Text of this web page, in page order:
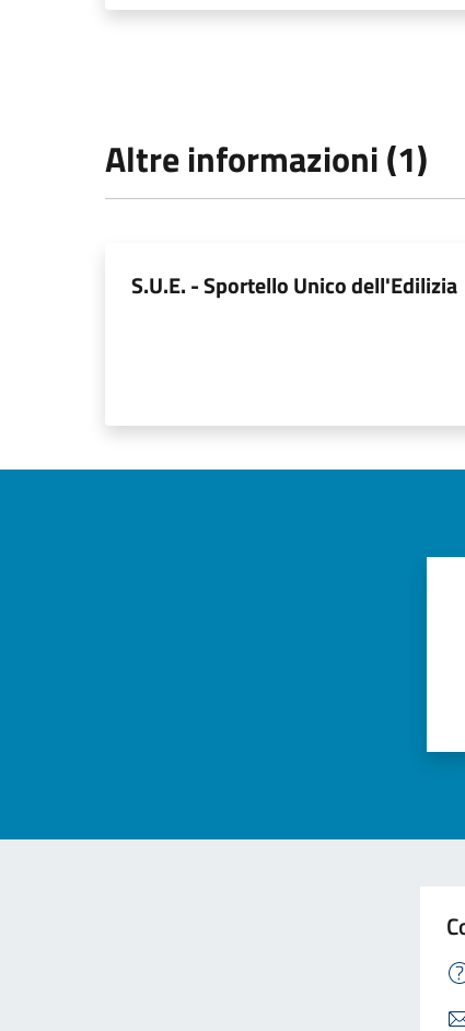
Altre informazioni (1)
S.U.E. - Sportello Unico dell'Edilizia